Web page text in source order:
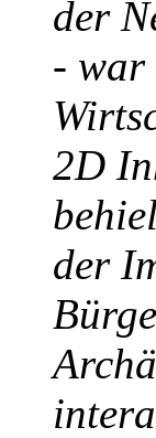
der
- war
2D
der